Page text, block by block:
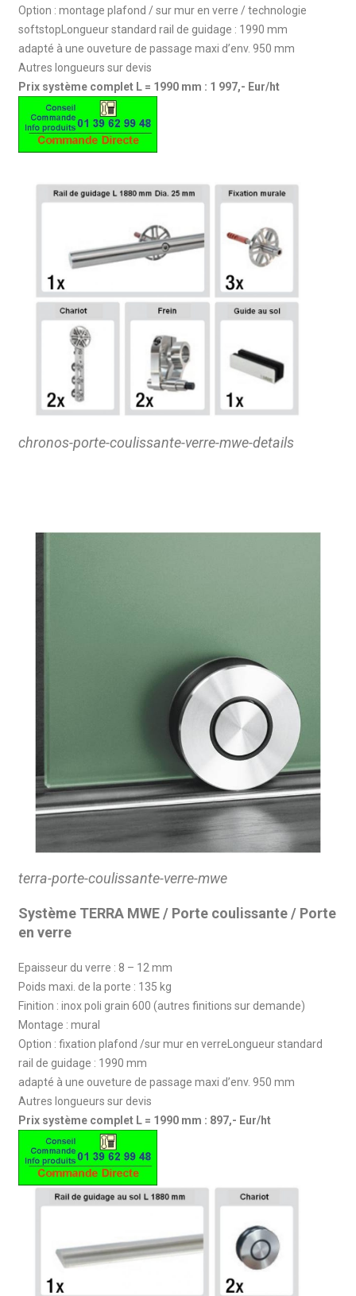
Option : montage plafond / sur mur en verre / technologie
softstopLongueur standard rail de guidage : 1990 mm
adapté à une ouveture de passage maxi d’env. 950 mm
Autres longueurs sur devis
Prix système complet L = 1990 mm : 1 997,- Eur/ht
chronos-porte-coulissante-verre-mwe-details
terra-porte-coulissante-verre-mwe
Système TERRA MWE / Porte coulissante / Porte
en verre
Epaisseur du verre : 8 – 12 mm
Poids maxi. de la porte : 135 kg
Finition : inox poli grain 600 (autres finitions sur demande)
Montage : mural
Option : fixation plafond /sur mur en verreLongueur standard
rail de guidage : 1990 mm
adapté à une ouveture de passage maxi d’env. 950 mm
Autres longueurs sur devis
Prix système complet L = 1990 mm : 897,- Eur/ht